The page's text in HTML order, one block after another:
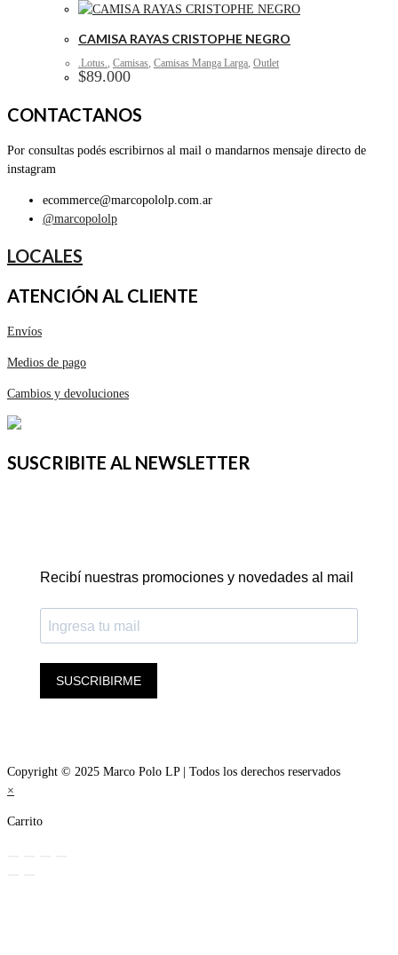
CAMISA RAYAS CRISTOPHE NEGRO
.Lotus., Camisas, Camisas Manga Larga, Outlet
$89.000
CONTACTANOS
Por consultas podés escribirnos al mail o mandarnos mensaje directo de
instagram
ecommerce@marcopololp.com.ar
@marcopololp
LOCALES
ATENCIÓN AL CLIENTE
Envíos
Medios de pago
Cambios y devoluciones
SUSCRIBITE AL NEWSLETTER
Recibí nuestras promociones y novedades al mail
SUSCRIBIRME
Copyright © 2025 Marco Polo LP | Todos los derechos reservados
×
Carrito